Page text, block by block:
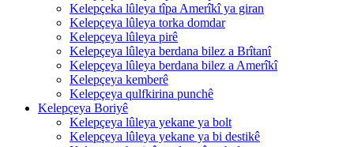
Kelepçeka lûleya tîpa Amerîkî ya giran
Kelepçeya lûleya torka domdar
Kelepçeya lûleya pirê
Kelepçeya lûleya berdana bilez a Brîtanî
Kelepçeya lûleya berdana bilez a Amerîkî
Kelepçeya kemberê
Kelepçeya qulfkirina punchê
Kelepçeya Boriyê
Kelepçeya lûleya yekane ya bolt
Kelepçeya lûleya yekane ya bi destikê